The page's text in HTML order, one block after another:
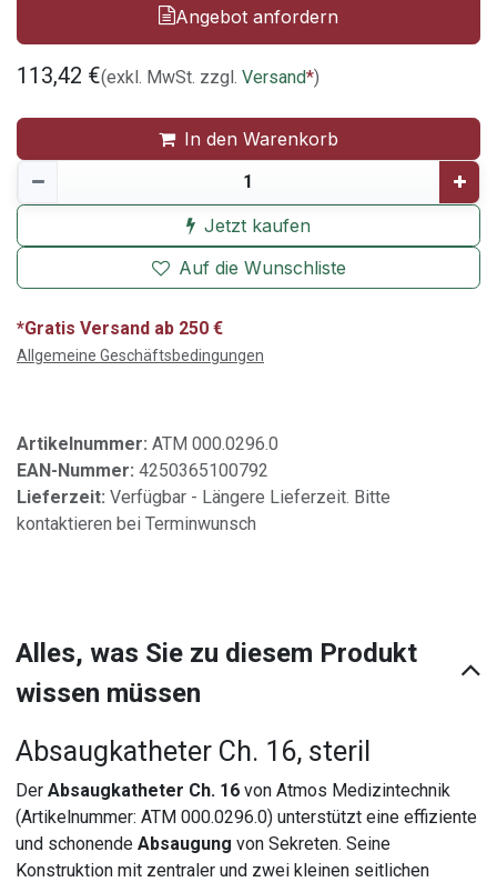
Angebot anfordern
113,42 €(exkl. MwSt. zzgl. Versand*)
In den Warenkorb
Jetzt kaufen
Auf die Wunschliste
*Gratis Versand ab 250 €
Allgemeine Geschäftsbedingungen
Artikelnummer: ATM 000.0296.0
EAN-Nummer: 4250365100792
Lieferzeit: Verfügbar - Längere Lieferzeit. Bitte
kontaktieren bei Terminwunsch
Alles, was Sie zu diesem Produkt
wissen müssen
Absaugkatheter Ch. 16, steril
DerAbsaugkatheter Ch. 16 von Atmos Medizintechnik
(Artikelnummer: ATM 000.0296.0) unterstützt eine effiziente
und schonendeAbsaugung von Sekreten. Seine
Konstruktion mit zentraler und zwei kleinen seitlichen